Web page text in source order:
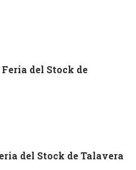
del Stock de Talavera